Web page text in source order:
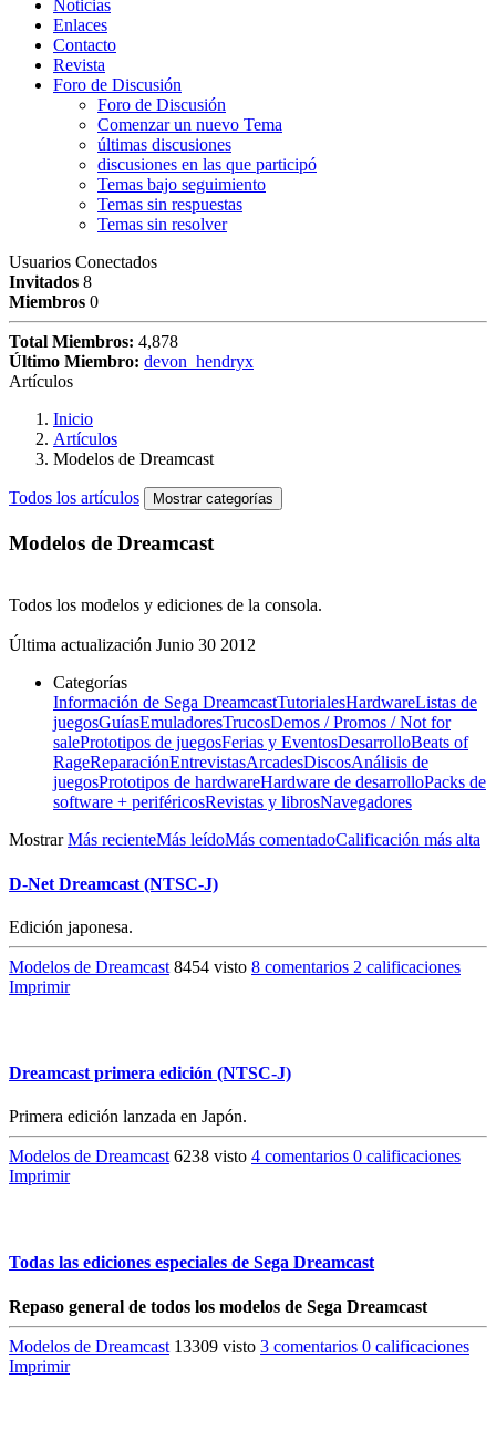
Noticias
Enlaces
Contacto
Revista
Foro de Discusión
Foro de Discusión
Comenzar un nuevo Tema
últimas discusiones
discusiones en las que participó
Temas bajo seguimiento
Temas sin respuestas
Temas sin resolver
Usuarios Conectados
Invitados 8
Miembros 0
Total Miembros: 4,878
Último Miembro: devon_hendryx
Artículos
Inicio
Artículos
Modelos de Dreamcast
Todos los artículos Mostrar categorías
Modelos de Dreamcast
Todos los modelos y ediciones de la consola.
Última actualización Junio 30 2012
Categorías
Información de Sega DreamcastTutorialesHardwareListas de
juegosGuíasEmuladoresTrucosDemos / Promos / Not for
salePrototipos de juegosFerias y EventosDesarrolloBeats of
RageReparaciónEntrevistasArcadesDiscosAnálisis de
juegosPrototipos de hardwareHardware de desarrolloPacks de
software + periféricosRevistas y librosNavegadores
Mostrar Más recienteMás leídoMás comentadoCalificación más alta
D-Net Dreamcast (NTSC-J)
Edición japonesa.
Modelos de Dreamcast 8454 visto 8 comentarios 2 calificaciones
Imprimir
Dreamcast primera edición (NTSC-J)
Primera edición lanzada en Japón.
Modelos de Dreamcast 6238 visto 4 comentarios 0 calificaciones
Imprimir
Todas las ediciones especiales de Sega Dreamcast
Repaso general de todos los modelos de Sega Dreamcast
Modelos de Dreamcast 13309 visto 3 comentarios 0 calificaciones
Imprimir